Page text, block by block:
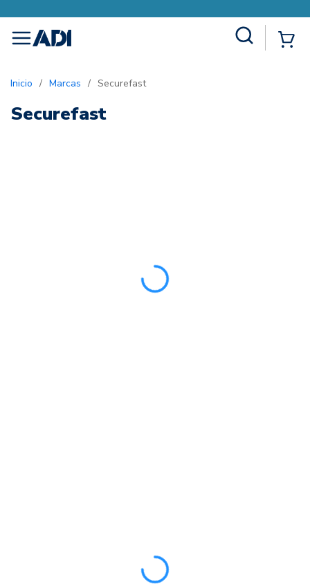
menu
Inicio / Marcas / Securefast
Securefast